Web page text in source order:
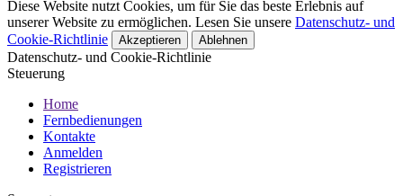
Diese Website nutzt Cookies, um für Sie das beste Erlebnis auf
unserer Website zu ermöglichen. Lesen Sie unsere Datenschutz- und
Cookie-Richtlinie
Akzeptieren Ablehnen
Datenschutz- und Cookie-Richtlinie
Steuerung
Home
Fernbedienungen
Kontakte
Anmelden
Registrieren